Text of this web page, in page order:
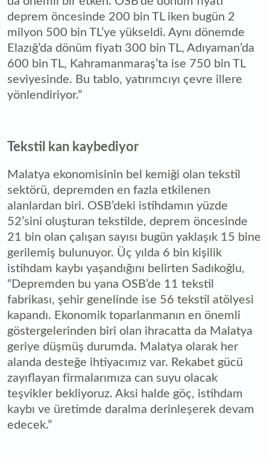
deprem öncesinde 200 bin TL iken bugün 2
milyon 500 bin TL’ye yükseldi. Aynı dönemde
Elazığ’da dönüm fiyatı 300 bin TL, Adıyaman’da
600 bin TL, Kahramanmaraş’ta ise 750 bin TL
seviyesinde. Bu tablo, yatırımcıyı çevre illere
yönlendiriyor.”
Tekstil kan kaybediyor
Malatya ekonomisinin bel kemiği olan tekstil
sektörü, depremden en fazla etkilenen
alanlardan biri. OSB’deki istihdamın yüzde
52’sini oluşturan tekstilde, deprem öncesinde
21 bin olan çalışan sayısı bugün yaklaşık 15 bine
gerilemiş bulunuyor. Üç yılda 6 bin kişilik
istihdam kaybı yaşandığını belirten Sadıkoğlu,
“Depremden bu yana OSB’de 11 tekstil
fabrikası, şehir genelinde ise 56 tekstil atölyesi
kapandı. Ekonomik toparlanmanın en önemli
göstergelerinden biri olan ihracatta da Malatya
geriye düşmüş durumda. Malatya olarak her
alanda desteğe ihtiyacımız var. Rekabet gücü
zayıflayan firmalarımıza can suyu olacak
teşvikler bekliyoruz. Aksi halde göç, istihdam
kaybı ve üretimde daralma derinleşerek devam
edecek.”